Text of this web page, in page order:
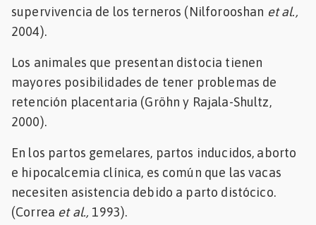
supervivencia de los terneros (Nilforooshan et al.,
2004).
Los animales que presentan distocia tienen
mayores posibilidades de tener problemas de
retención placentaria (Gröhn y Rajala-Shultz,
2000).
En los partos gemelares, partos inducidos, aborto
e hipocalcemia clínica, es común que las vacas
necesiten asistencia debido a parto distócico.
(Correa et al., 1993).